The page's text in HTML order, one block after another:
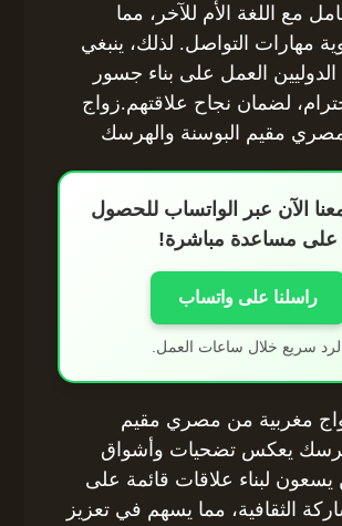
مع اللغة الأم للآخر، مما
مهارات التواصل. لذلك، ينبغي
الدوليين العمل على بناء جسور
لضمان نجاح علاقتهم.زواج
مقيم البوسنة والهرسك
الآن عبر الواتساب للحصول
على مساعدة مباشرة!
راسلنا على واتساب
سريع خلال ساعات العمل.
مغربية من مصري مقيم
يعكس تضحيات وأشواق
يسعون لبناء علاقات قائمة على
الثقافية، مما يسهم في تعزيز